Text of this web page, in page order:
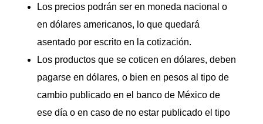
Los precios podrán ser en moneda nacional o
en dólares americanos, lo que quedará
asentado por escrito en la cotización.
Los productos que se coticen en dólares, deben
pagarse en dólares, o bien en pesos al tipo de
cambio publicado en el banco de México de
ese día o en caso de no estar publicado el tipo